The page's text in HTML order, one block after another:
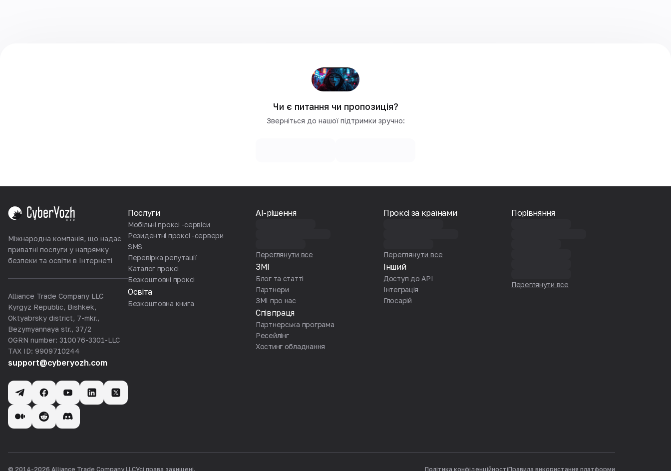
Чи є питання чи пропозиція?
Зверніться до нашої підтримки зручно:
Міжнародна компанія, що надає
приватні послуги у напрямку
безпеки та освіти в Інтернеті
Alliance Trade Company LLC
Kyrgyz Republic, Bishkek,
Oktyabrsky district, 7-mkr.,
Bezymyannaya str., 37/2
OGRN number: 310076-3301-LLC
TAX ID: 9909710244
support@cyberyozh.com
Послуги
Мобільні проксі -сервіси
Резидентні проксі -сервери
SMS
Перевірка репутації
Каталог проксі
Безкоштовні проксі
Освіта
Безкоштовна книга
AI-рішення
Переглянути все
ЗМІ
Блог та статті
Партнери
ЗМІ про нас
Співпраця
Партнерська програма
Ресейлінг
Хостинг обладнання
Проксі за країнами
Переглянути все
Інший
Доступ до API
Iнтеграція
Глосарій
Порівняння
Переглянути все
© 2014-2026 Alliance Trade Company LLCУсі права захищені. Політика конфіденційностіПравила використання платформи